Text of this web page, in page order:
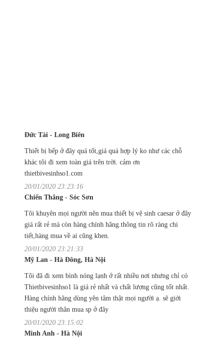
Đức Tài - Long Biên
Thiết bị bếp ở đây quá tốt,giá quá hợp lý ko như các chỗ
khác tôi đi xem toàn giá trên trời. cảm ơn
thietbivesinhso1.com
20/01/2020 23:23:16
Chiến Thắng - Sóc Sơn
Tôi khuyên mọi người nên mua thiết bị vệ sinh caesar ở đây
giá rất rẻ mà còn hàng chính hãng.thông tin rõ ràng chi
tiết,hàng mua về ai cũng khen.
20/01/2020 23:21:33
Mỹ Lan - Hà Đông, Hà Nội
Tôi đã đi xem bình nóng lạnh ở rất nhiều nơi nhưng chỉ có
Thietbivesinhso1 là giá rẻ nhất và chất lượng cũng tốt nhất.
Hàng chính hãng dùng yên tâm thật mọi người ạ. sẽ giới
thiệu người thân mua sp ở đây
20/01/2020 23:15:02
Minh Anh - Hà Nội